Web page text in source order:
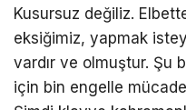
Kusursuz değiliz.
eksiğimiz, yapmak
vardır ve olmuştur. Şu
için bin engelle